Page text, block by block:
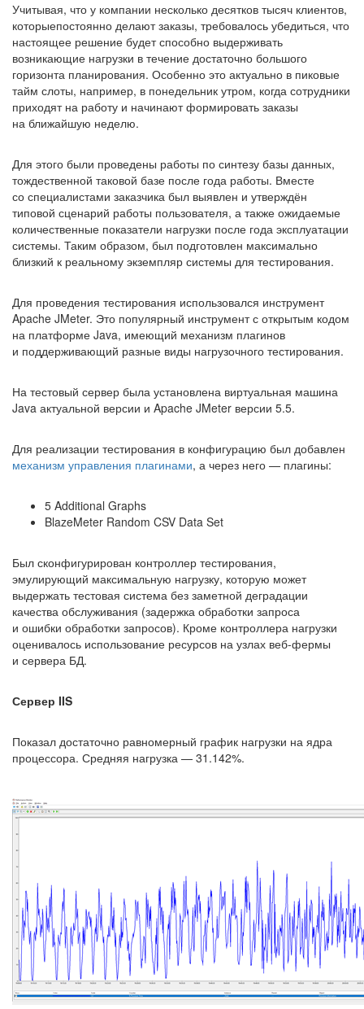
Учитывая, что у компании несколько десятков тысяч клиентов,
которыепостоянно делают заказы, требовалось убедиться, что
настоящее решение будет способно выдерживать
возникающие нагрузки в течение достаточно большого
горизонта планирования. Особенно это актуально в пиковые
тайм слоты, например, в понедельник утром, когда сотрудники
приходят на работу и начинают формировать заказы
на ближайшую неделю.
Для этого были проведены работы по синтезу базы данных,
тождественной таковой базе после года работы. Вместе
со специалистами заказчика был выявлен и утверждён
типовой сценарий работы пользователя, а также ожидаемые
количественные показатели нагрузки после года эксплуатации
системы. Таким образом, был подготовлен максимально
близкий к реальному экземпляр системы для тестирования.
Для проведения тестирования использовался инструмент
Apache JMeter. Это популярный инструмент с открытым кодом
на платформе Java, имеющий механизм плагинов
и поддерживающий разные виды нагрузочного тестирования.
На тестовый сервер была установлена виртуальная машина
Java актуальной версии и Apache JMeter версии 5.5.
Для реализации тестирования в конфигурацию был добавлен
механизм управления плагинами, а через него — плагины:
5 Additional Graphs
BlazeMeter Random CSV Data Set
Был сконфигурирован контроллер тестирования,
эмулирующий максимальную нагрузку, которую может
выдержать тестовая система без заметной деградации
качества обслуживания (задержка обработки запроса
и ошибки обработки запросов). Кроме контроллера нагрузки
оценивалось использование ресурсов на узлах веб-фермы
и сервера БД.
Сервер IIS
Показал достаточно равномерный график нагрузки на ядра
процессора. Средняя нагрузка — 31.142%.